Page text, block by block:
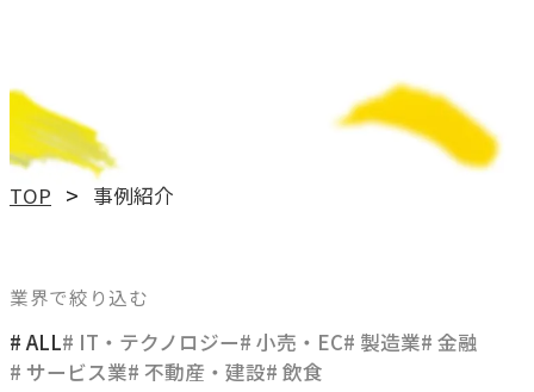
TOP 事例紹介
業界で絞り込む
# ALL# IT・テクノロジー# 小売・EC# 製造業# 金融
# サービス業# 不動産・建設# 飲食